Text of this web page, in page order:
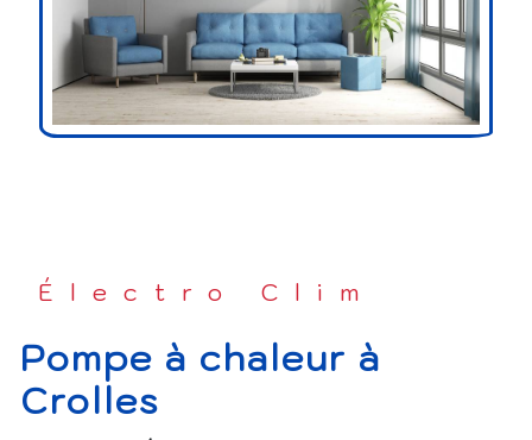
Électro Clim
pompe à chaleur à
Crolles